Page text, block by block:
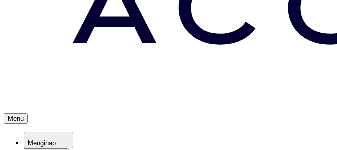
Menu
Menginap